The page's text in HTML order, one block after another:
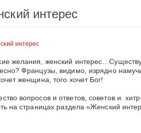
интерес
желания, женский
Французы, видимо, изрядно
женщина, того хочет Бог!
вопросов и ответов, советов и
на страницах раздела «Женский